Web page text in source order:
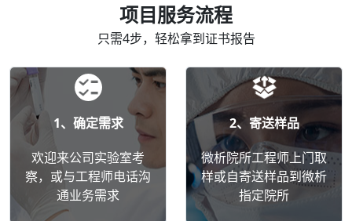
项目服务流程
只需4步，轻松拿到证书报告
1、确定需求
欢迎来公司实验室考
察，或与工程师电话沟
通业务需求
2、寄送样品
微析院所工程师上门取
样或自寄送样品到微析
指定院所